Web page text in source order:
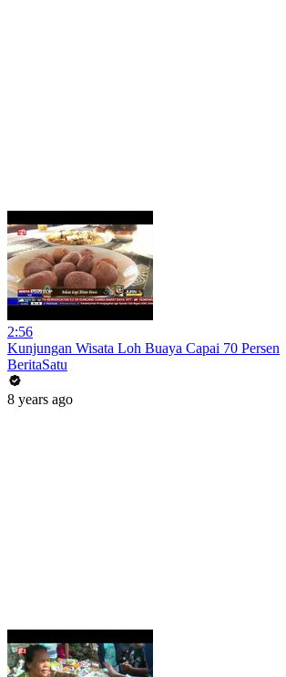
2:56
Kunjungan Wisata Loh Buaya Capai 70 Persen
BeritaSatu
8 years ago